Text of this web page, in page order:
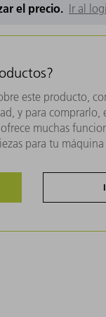
el precio. Ir al
este producto,
y para comprarlo,
muchas
para tu máquina